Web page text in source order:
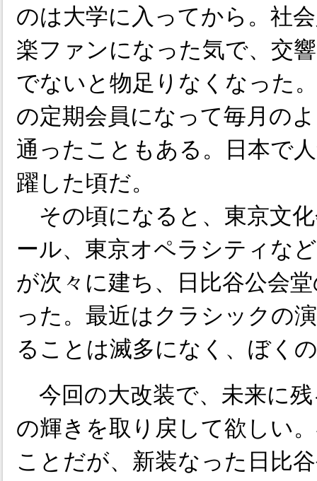
のは大学に入ってから。社
楽ファンになった気で、交
でないと物足りなくなった
の定期会員になって毎月の
通ったこともある。日本で
躍した頃だ。
その頃になると、東京文
ール、東京オペラシティな
が次々に建ち、日比谷公会
った。最近はクラシックの
ることは滅多になく、ぼく
今回の大改装で、未来に
の輝きを取り戻して欲しい
ことだが、新装なった日比